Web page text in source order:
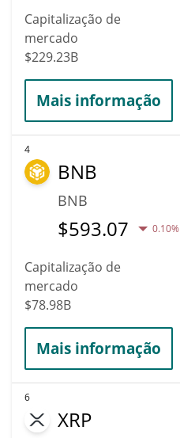
Capitalização de
mercado
$229.23B
Mais informação
4
BNB
BNB
$593.07 0.10%
Capitalização de
mercado
$78.98B
Mais informação
6
XRP